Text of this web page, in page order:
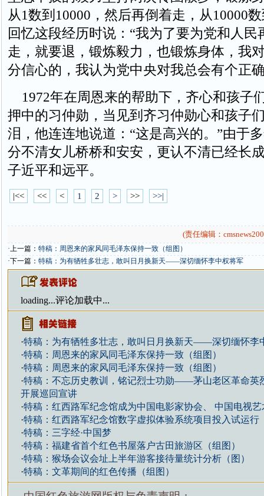
从1数到10000，然后再倒着走，从10000
回忆这段经历时说：“我为了要为党和人民
走，就要退，锻炼毅力，也锻炼身体，我
分信心的，我认为党中央对我总会有个正
1972年在周恩来的帮助下，齐心和孩子
押中的习仲勋，当见到齐习仲勋心和孩子
泪，他连连地说道：“这是高兴的。”由于
分不清女儿桥桥和安安，更认不清已经长
子近平和远平。
|<< << < 1 2 > >> >>|
(责任编辑：
·上一篇： 特稿：周恩来的家风同毛泽东保持一致（组图）
·下一篇： 特稿：为有牺牲多壮志，敢叫日月换新天——深切缅怀李中权将军
loading...评论加载中...
·特稿：为有牺牲多壮志，敢叫日月换新天——深切缅怀李
·特稿：周恩来的家风同毛泽东保持一致（组图）
·特稿：周恩来的家风同毛泽东保持一致（组图）
·特稿：不忘历史教训，铭记烈士功勋——茅山老区革命英
开展巡回宣讲
·特稿：红西路军纪念馆成为中国电影家协会、 中国电视
·特稿：红西路军纪念馆数字虚拟体验系统项目投入试运行
·特稿：三字经·中国梦
·特稿：福建省首个红色书屋落户古田旅游区（组图）
·特稿：猴场会议会址上半年游客接待量统计分析（图）
·特稿：文革期间的红色传播（组图）